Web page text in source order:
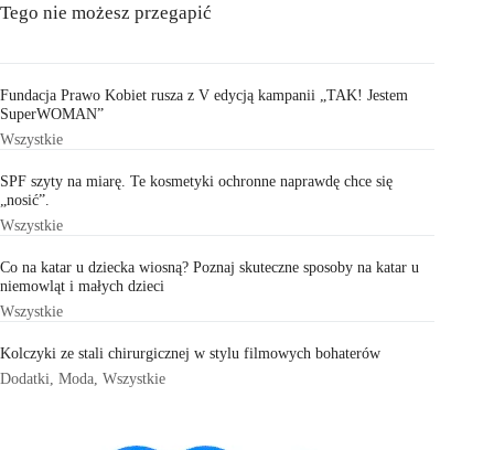
Tego nie możesz przegapić
Fundacja Prawo Kobiet rusza z V edycją kampanii „TAK! Jestem
SuperWOMAN”
Wszystkie
SPF szyty na miarę. Te kosmetyki ochronne naprawdę chce się
„nosić”.
Wszystkie
Co na katar u dziecka wiosną? Poznaj skuteczne sposoby na katar u
niemowląt i małych dzieci
Wszystkie
Kolczyki ze stali chirurgicznej w stylu filmowych bohaterów
Dodatki Moda Wszystkie